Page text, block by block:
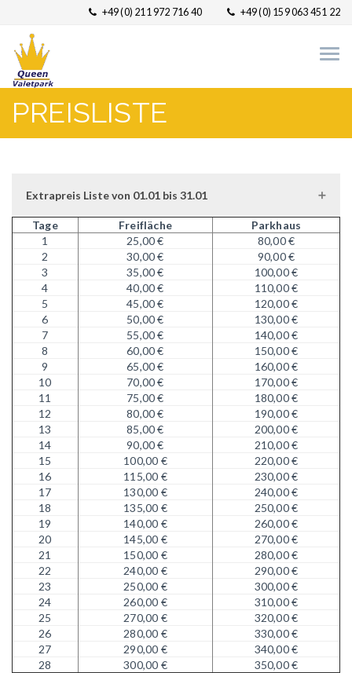
+49 (0) 211 972 716 40 +49 (0) 159 063 451 22
PREISLISTE
Extrapreis Liste von 01.01 bis 31.01
Tage Freifläche
Parkhaus
1
25,00 €
80,00 €
2
30,00 €
90,00 €
3
35,00 €
100,00 €
4
40,00 €
110,00 €
5
45,00 €
120,00 €
6
50,00 €
130,00 €
7
55,00 €
140,00 €
8
60,00 €
150,00 €
9
65,00 €
160,00 €
10
70,00 €
170,00 €
11
75,00 €
180,00 €
12
80,00 €
190,00 €
13
85,00 €
200,00 €
14
90,00 €
210,00 €
15
100,00 €
220,00 €
16
115,00 €
230,00 €
17
130,00 €
240,00 €
18
135,00 €
250,00 €
19
140,00 €
260,00 €
20
145,00 €
270,00 €
21
150,00 €
280,00 €
22
240,00 €
290,00 €
23
250,00 €
300,00 €
24
260,00 €
310,00 €
25
270,00 €
320,00 €
26
280,00 €
330,00 €
27
290,00 €
340,00 €
28
300,00 €
350,00 €